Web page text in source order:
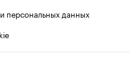
персональных данных